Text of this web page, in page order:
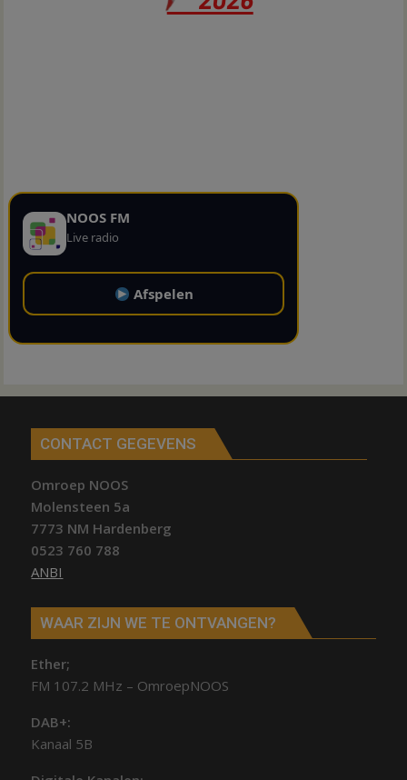
NOOS FM
Live radio
Afspelen
CONTACT GEGEVENS
Omroep NOOS
Molensteen 5a
7773 NM Hardenberg
0523 760 788
ANBI
WAAR ZIJN WE TE ONTVANGEN?
Ether;
FM 107.2 MHz – OmroepNOOS
DAB+:
Kanaal 5B